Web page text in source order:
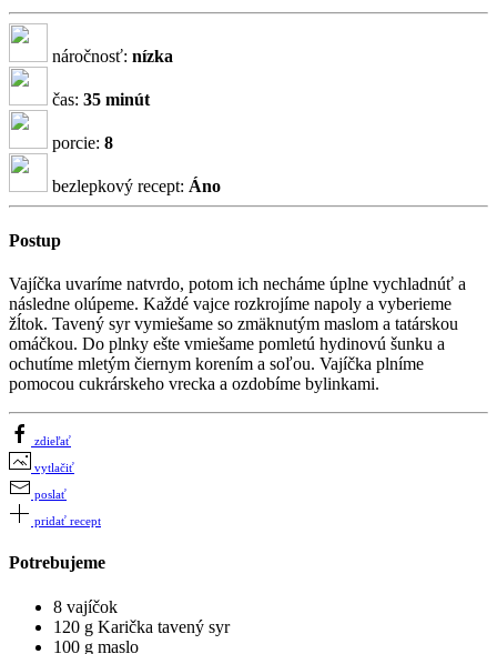
náročnosť: nízka
čas: 35 minút
porcie: 8
bezlepkový recept: Áno
Postup
Vajíčka uvaríme natvrdo, potom ich necháme úplne vychladnúť a
následne olúpeme. Každé vajce rozkrojíme napoly a vyberieme
žĺtok. Tavený syr vymiešame so zmäknutým maslom a tatárskou
omáčkou. Do plnky ešte vmiešame pomletú hydinovú šunku a
ochutíme mletým čiernym korením a soľou. Vajíčka plníme
pomocou cukrárskeho vrecka a ozdobíme bylinkami.
zdieľať
vytlačiť
poslať
pridať recept
Potrebujeme
8 vajíčok
120 g Karička tavený syr
100 g maslo